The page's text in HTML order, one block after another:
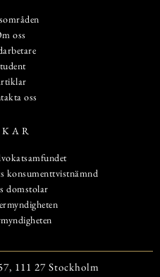
oss
oss
konsumenttvistnämnd
domstolar
111 27 Stockholm